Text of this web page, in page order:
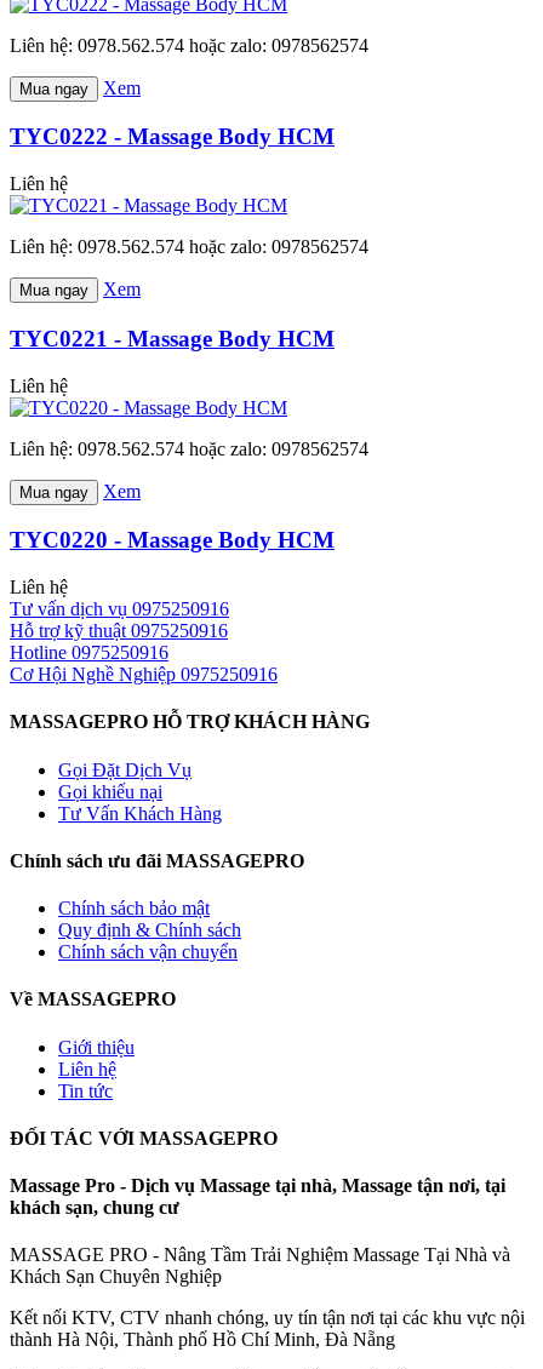
Liên hệ: 0978.562.574 hoặc zalo: 0978562574
Mua ngay Xem
TYC0222 - Massage Body HCM
Liên hệ
Liên hệ: 0978.562.574 hoặc zalo: 0978562574
Mua ngay Xem
TYC0221 - Massage Body HCM
Liên hệ
Liên hệ: 0978.562.574 hoặc zalo: 0978562574
Mua ngay Xem
TYC0220 - Massage Body HCM
Liên hệ
Tư vấn dịch vụ 0975250916
Hỗ trợ kỹ thuật 0975250916
Hotline 0975250916
Cơ Hội Nghề Nghiệp 0975250916
MASSAGEPRO HỖ TRỢ KHÁCH HÀNG
Gọi Đặt Dịch Vụ
Gọi khiếu nại
Tư Vấn Khách Hàng
Chính sách ưu đãi MASSAGEPRO
Chính sách bảo mật
Quy định & Chính sách
Chính sách vận chuyển
Về MASSAGEPRO
Giới thiệu
Liên hệ
Tin tức
ĐỐI TÁC VỚI MASSAGEPRO
Massage Pro - Dịch vụ Massage tại nhà, Massage tận nơi, tại
khách sạn, chung cư
MASSAGE PRO - Nâng Tầm Trải Nghiệm Massage Tại Nhà và
Khách Sạn Chuyên Nghiệp
Kết nối KTV, CTV nhanh chóng, uy tín tận nơi tại các khu vực nội
thành Hà Nội, Thành phố Hồ Chí Minh, Đà Nẵng